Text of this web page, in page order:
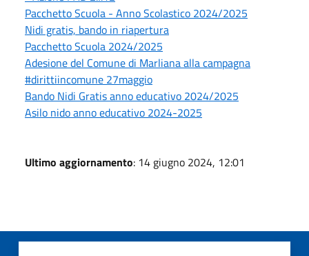
Pacchetto Scuola - Anno Scolastico 2024/2025
Nidi gratis, bando in riapertura
Pacchetto Scuola 2024/2025
Adesione del Comune di Marliana alla campagna
#dirittiincomune 27maggio
Bando Nidi Gratis anno educativo 2024/2025
Asilo nido anno educativo 2024-2025
Ultimo aggiornamento: 14 giugno 2024, 12:01